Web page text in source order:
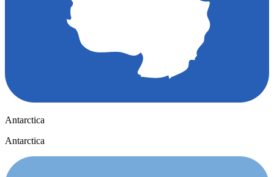
Antarctica
Antarctica